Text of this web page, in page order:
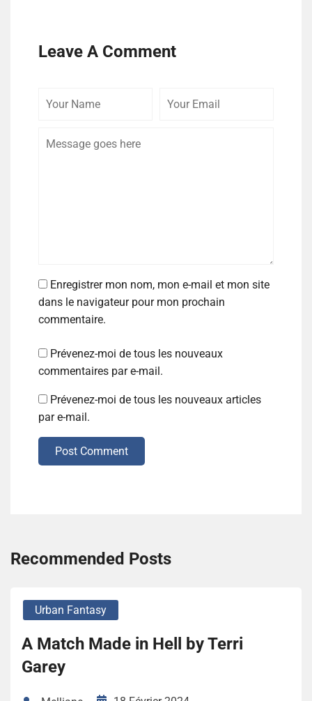
Leave A Comment
Enregistrer mon nom, mon e-mail et mon site
dans le navigateur pour mon prochain
commentaire.
Prévenez-moi de tous les nouveaux
commentaires par e-mail.
Prévenez-moi de tous les nouveaux articles
par e-mail.
Post Comment
Recommended Posts
Urban Fantasy
A Match Made in Hell by Terri
Garey